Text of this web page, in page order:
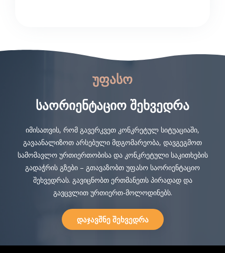
Უფასო
Საორიენტაციო Შეხვედრა
იმისათვის, რომ გავერკვეთ კონკრეტულ სიტუაციაში,
გავაანალიზოთ არსებული მდგომარეობა, დავგეგმოთ
სამომავლო ურთიერთობისა და კონკრეტული საკითხების
გადაჭრის გზები – გთავაზობთ უფასო საორიენტაციო
შეხვედრას. გავიცნობთ ერთმანეთს პირადად და
გავცვლით ურთიერთ-მოლოდინებს.
დაჯავშნე შეხვედრა